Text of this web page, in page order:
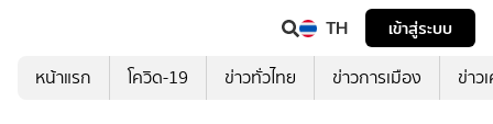
TH
เข้าสู่ระบบ
หน้าแรก
โควิด-19 ข่าวทั่วไทย ข่าวการเมือง ข่าว